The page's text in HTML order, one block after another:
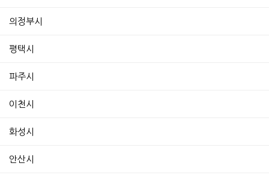
의정부시
평택시
파주시
이천시
화성시
안산시